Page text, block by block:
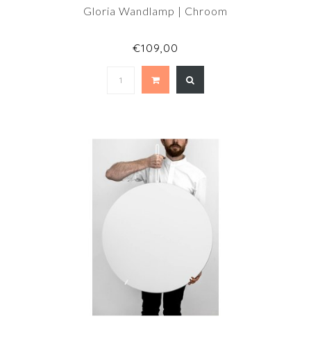
Gloria Wandlamp | Chroom
€109,00